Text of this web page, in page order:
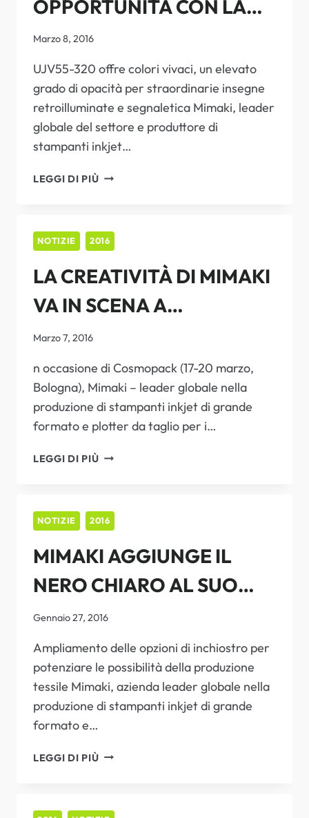
“MIGLIORE
OPPORTUNITÀ CON LA
NUOVA STAMPANTE
INKJET UV DA 3,2 METRI
Marzo 8, 2016
UJV55-320 offre colori vivaci, un elevato
grado di opacità per straordinarie insegne
retroilluminate e segnaletica Mimaki, leader
globale del settore e produttore di
stampanti inkjet…
LEGGI DI PIÙMIMAKI
CON
LA
NUOVA
STAMPANTE
INKJET
METRI
NOTIZIE 2016
LA CREATIVITÀ DI MIMAKI
VA IN SCENA A
COSMOPACK
Marzo 7, 2016
n occasione di Cosmopack (17-20 marzo,
Bologna), Mimaki – leader globale nella
produzione di stampanti inkjet di grande
formato e plotter da taglio per i…
LEGGI DI PIÙLA
VA
IN
SCENA
A
COSMOPACK
NOTIZIE 2016
MIMAKI AGGIUNGE IL
NERO CHIARO AL SUO
PORTFOLIO DI
INCHIOSTRI SUBLIMATICI
AD ALTE PRESTAZIONI
Gennaio 27, 2016
Ampliamento delle opzioni di inchiostro per
potenziare le possibilità della produzione
tessile Mimaki, azienda leader globale nella
produzione di stampanti inkjet di grande
formato e…
LEGGI DI PIÙMIMAKI